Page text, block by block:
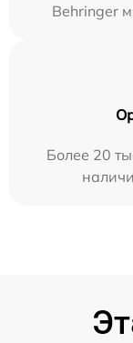
Behringer
Более 20